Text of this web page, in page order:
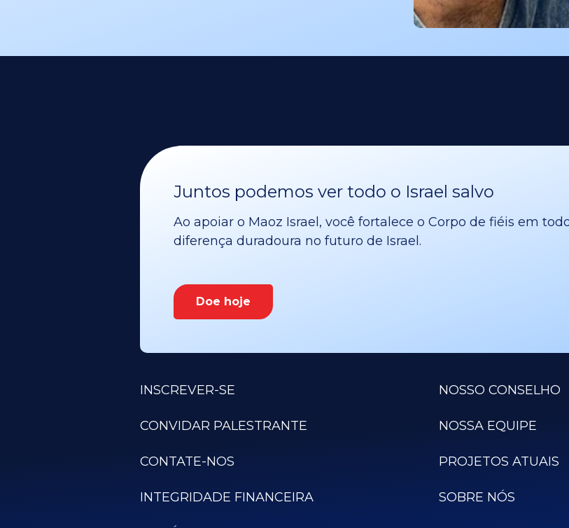
Juntos podemos ver todo o Israel salvo
Ao apoiar o Maoz Israel, você fortalece o Corpo de fiéis em
diferença duradoura no futuro de Israel.
Doe hoje
INSCREVER-SE
CONVIDAR PALESTRANTE
CONTATE-NOS
INTEGRIDADE FINANCEIRA
NOSSO CONSELHO
NOSSA EQUIPE
PROJETOS ATUAIS
SOBRE NÓS